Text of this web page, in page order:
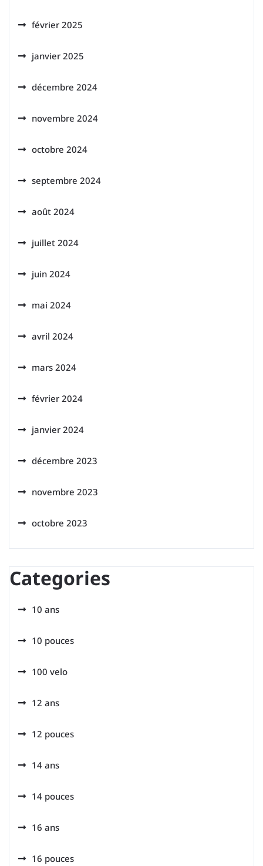
février 2025
janvier 2025
décembre 2024
novembre 2024
octobre 2024
septembre 2024
août 2024
juillet 2024
juin 2024
mai 2024
avril 2024
mars 2024
février 2024
janvier 2024
décembre 2023
novembre 2023
octobre 2023
Categories
10 ans
10 pouces
100 velo
12 ans
12 pouces
14 ans
14 pouces
16 ans
16 pouces